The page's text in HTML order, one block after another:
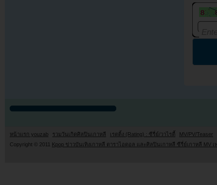
หน้าแรก youzab รวมวันเกิดศิลปินเกาหลี เรตติ้ง (Rating) : ซีรี่ย์/วาไรตี้
MV/PV/Teaser
Copyright © 2011
Kpop ข่าวบันเทิงเกาหลี ดาราไอดอล และศิลปินเกาหลี ซีรี่ย์เกาหลี MV